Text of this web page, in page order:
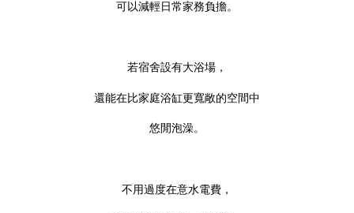
可以減輕日常家務負擔。
若宿舍設有大浴場，
還能在比家庭浴缸更寬敞的空間中
悠閒泡澡。
不用過度在意水電費，